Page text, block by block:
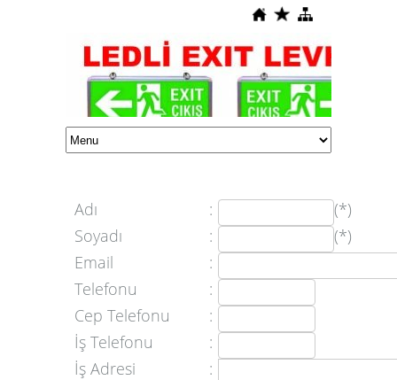
Adı :
(*)
Soyadı
:
(*)
Email
:
Telefonu
:
Cep Telefonu
:
İş Telefonu
:
İş Adresi
: